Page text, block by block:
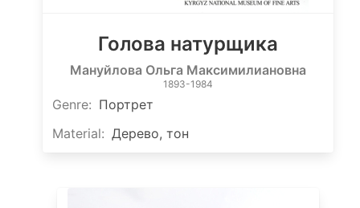
Голова натурщика
Мануйлова Ольга Максимилиановна
1893-1984
Genre: Портрет
Material: Дерево, тон